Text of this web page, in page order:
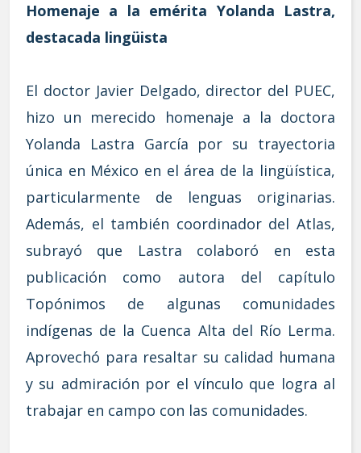
Homenaje a la emérita Yolanda Lastra,
destacada lingüista
El doctor Javier Delgado, director del PUEC,
hizo un merecido homenaje a la doctora
Yolanda Lastra García por su trayectoria
única en México en el área de la lingüística,
particularmente de lenguas originarias.
Además, el también coordinador del Atlas,
subrayó que Lastra colaboró en esta
publicación como autora del capítulo
Topónimos de algunas comunidades
indígenas de la Cuenca Alta del Río Lerma.
Aprovechó para resaltar su calidad humana
y su admiración por el vínculo que logra al
trabajar en campo con las comunidades.